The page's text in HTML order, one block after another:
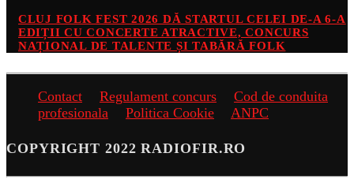
CLUJ FOLK FEST 2026 DĂ STARTUL CELEI DE-A 6-A
EDIȚII CU CONCERTE ATRACTIVE, CONCURS
NAȚIONAL DE TALENTE ȘI TABĂRĂ FOLK
Contact Regulament concurs
Cod de conduita
profesionala
Politica Cookie ANPC
COPYRIGHT 2022 RADIOFIR.RO